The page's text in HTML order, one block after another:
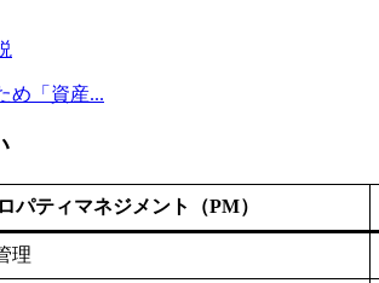
め「資産...
パティマネジメント（PM）
理